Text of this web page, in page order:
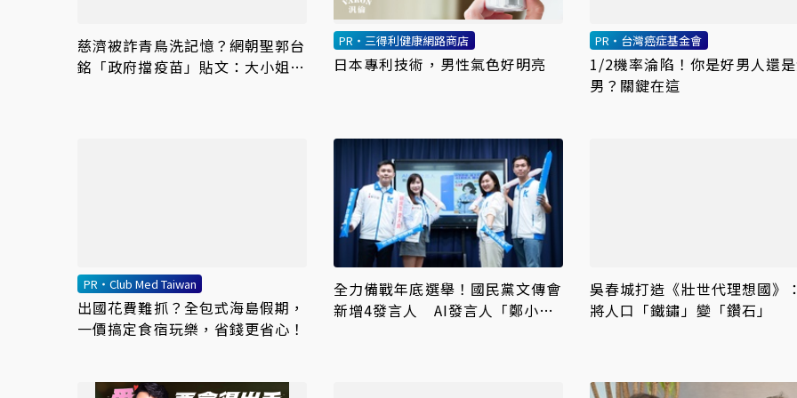
慈濟被詐青鳥洗記憶？網朝聖郭台
銘「政府擋疫苗」貼文：大小姐說
PR・三得利健康網路商店
日本專利技術，男性氣色好明亮
PR・台灣癌症基金會
1/2機率淪陷！你是好男人還
男？關鍵在這
PR・Club Med Taiwan
出國花費難抓？全包式海島假期，
一價搞定食宿玩樂，省錢更省心！
全力備戰年底選舉！國民黨文傳會
新增4發言人 AI發言人「鄭小
吳春城打造《壯世代理想國》
將人口「鐵鏽」變「鑽石」